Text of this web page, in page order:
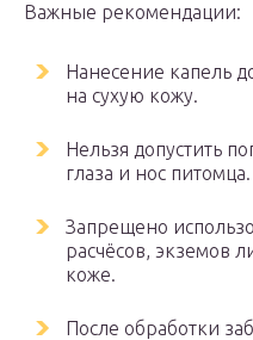
Важные рекомендации:
Нанесение капель
на сухую кожу.
Нельзя допустить
глаза и нос питомца.
Запрещено
расчёсов, экземов
коже.
После обработки